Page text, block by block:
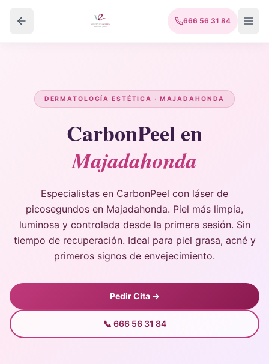
666 56 31 84
DERMATOLOGÍA ESTÉTICA · MAJADAHONDA
CarbonPeel en
Majadahonda
Especialistas en CarbonPeel con láser de
picosegundos en Majadahonda. Piel más limpia,
luminosa y controlada desde la primera sesión. Sin
tiempo de recuperación. Ideal para piel grasa, acné y
primeros signos de envejecimiento.
Pedir Cita →
📞 666 56 31 84